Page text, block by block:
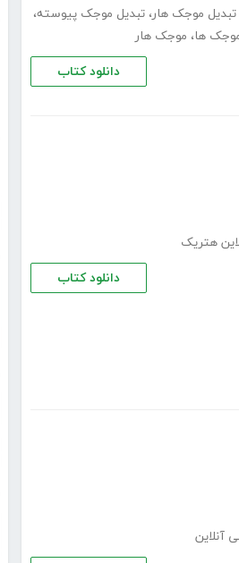
تبدیل موجک هار، تبدیل موجک پیوسته،
ها، موجک هار
دانلود کتاب
هتریک
دانلود کتاب
آنلاین